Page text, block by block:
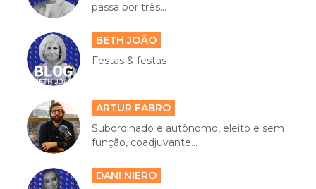
passa por três...
BETH JOÃO
Festas & festas
ARTUR FABRO
Subordinado e autônomo, eleito e sem
função, coadjuvante...
DANI NIERO